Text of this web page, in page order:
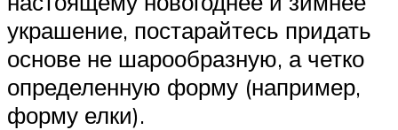
украшение, постарайтесь придать
основе не шарообразную, а четко
определенную форму (например,
форму елки).